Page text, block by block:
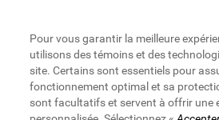
Nous joindre
Trouvez une succursale ou un GAB
Prendre un rendez-vous
Pour vous garantir la meilleure
utilisons des témoins et des
site. Certains sont essentiels pour
fonctionnement optimal et sa
sont facultatifs et servent à offrir une